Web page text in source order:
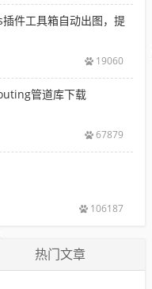
件工具箱自动出图，提
19060
管道库下载
67879
106187
热门文章